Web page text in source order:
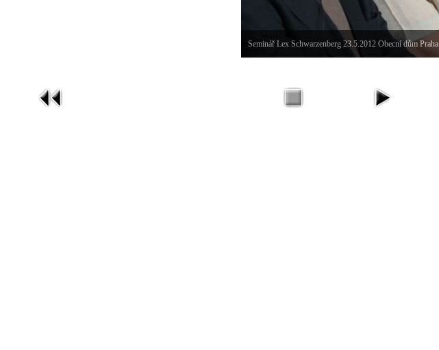
Seminář Lex Schwarzenberg 23.5.2012 Obecní dům Praha